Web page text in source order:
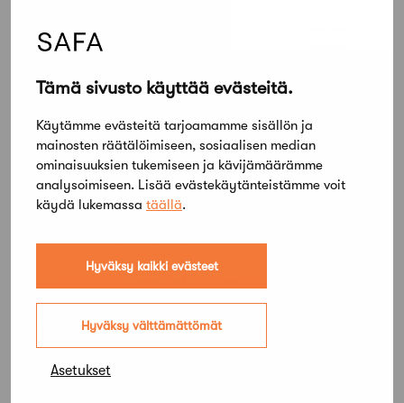
Tämä sivusto käyttää evästeitä.
Käytämme evästeitä tarjoamamme sisällön ja
mainosten räätälöimiseen, sosiaalisen median
ominaisuuksien tukemiseen ja kävijämäärämme
analysoimiseen. Lisää evästekäytänteistämme voit
käydä lukemassa täällä.
Hyväksy kaikki evästeet
Hyväksy välttämättömät
Asetukset
Voittajaehdotus Koto / Arkkitehdit Rudanko + Kankkunen ja
Siklatilat Oy